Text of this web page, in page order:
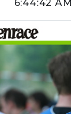
6:44:42 AM